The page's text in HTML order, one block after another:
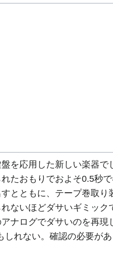
を応用した新しい楽器
たおもりでおよそ0.5秒
とともに、テープ巻取
ないほどダサいギミッ
ナログでダサいのを再
れない。確認の必要があ